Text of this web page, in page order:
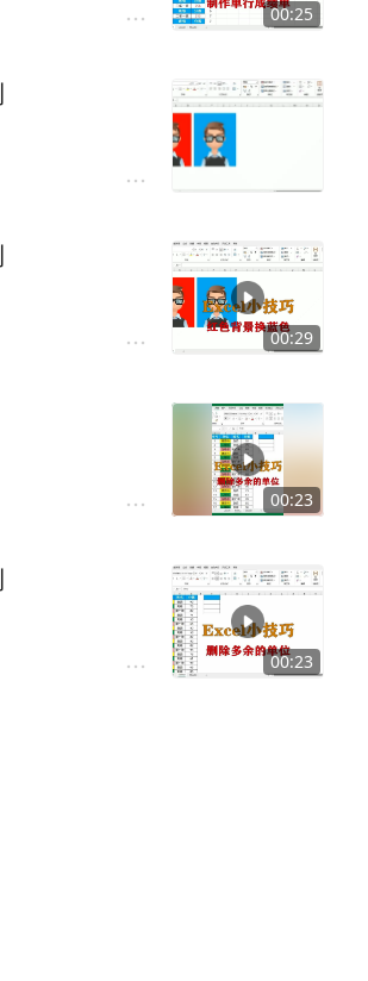
00:25
00:29
00:23
00:23